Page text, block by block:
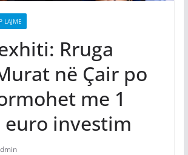
LAJME
Rruga
në Çair po
me 1
investim